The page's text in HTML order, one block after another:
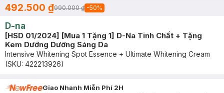
492.500 ₫990.000 ₫ -50%
D-na
[HSD 01/2024] [Mua 1 Tặng 1] D-Na Tinh Chất + Tặng
Kem Dưỡng Dưỡng Sáng Da
Intensive Whitening Spot Essence + Ultimate Whitening Cream
(SKU: 422213926)
Giao Nhanh Miễn Phí 2H